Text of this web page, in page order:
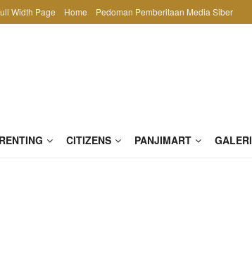
Width Page Home Pedoman Pemberitaan Media Siber
CITIZENS PANJIMART GALERI